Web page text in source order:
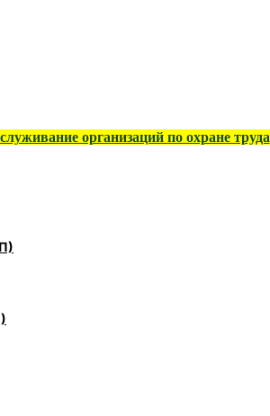
организаций по охране труда